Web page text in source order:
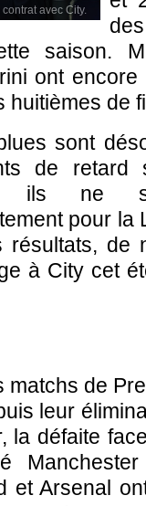
avec City.
saison.
ont
huitièmes de
sont
de retard
ils ne
pour la
de
à City cet
de
leur
la défaite
et Arsenal